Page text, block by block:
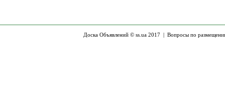
Доска Объявлений © ss.ua 2017 | Вопросы по